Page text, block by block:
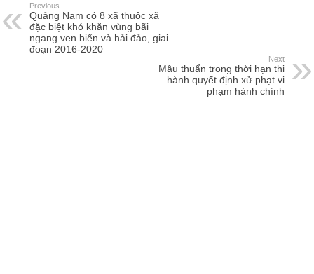
Previous
Quảng Nam có 8 xã thuộc xã
đặc biệt khó khăn vùng bãi
ngang ven biển và hải đảo, giai
đoạn 2016-2020
Next
Mâu thuẩn trong thời hạn thi
hành quyết định xử phạt vi
phạm hành chính